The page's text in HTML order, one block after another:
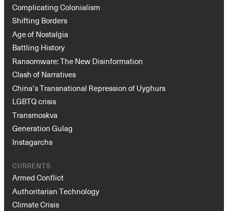
Complicating Colonialism
Shifting Borders
Age of Nostalgia
Battling History
Ransomware: The New Disinformation
Clash of Narratives
China’s Transnational Repression of Uyghurs
LGBTQ crisis
Transmoskva
Generation Gulag
Instagarchs
CURRENTS
Armed Conflict
Authoritarian Technology
Climate Crisis